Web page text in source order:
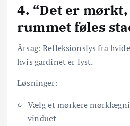
4. “Det er
rummet føles
Årsag: Refleksionslys fra
hvis gardinet er lyst.
Løsninger:
Vælg et mørkere
vinduet